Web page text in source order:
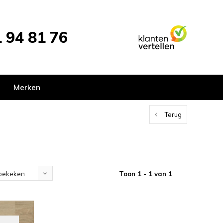
94 81 76
Merken
Terug
Toon 1 - 1 van 1